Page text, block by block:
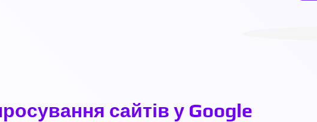
сайтів у Google